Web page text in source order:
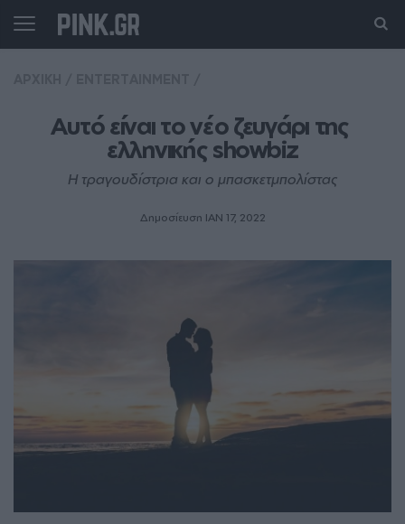
Αυτό είναι το νέο ζευγάρι της
ελληνικής showbiz
Η τραγουδίστρια και ο μπασκετμπολίστας
Δημοσίευση ΙΑΝ 17, 2022